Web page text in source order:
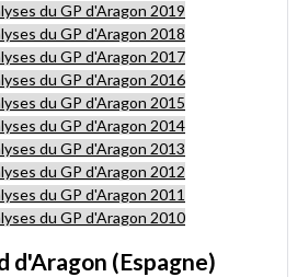
du GP d'Aragon 2019
du GP d'Aragon 2018
du GP d'Aragon 2017
du GP d'Aragon 2016
du GP d'Aragon 2015
du GP d'Aragon 2014
du GP d'Aragon 2013
du GP d'Aragon 2012
du GP d'Aragon 2011
du GP d'Aragon 2010
(Espagne)